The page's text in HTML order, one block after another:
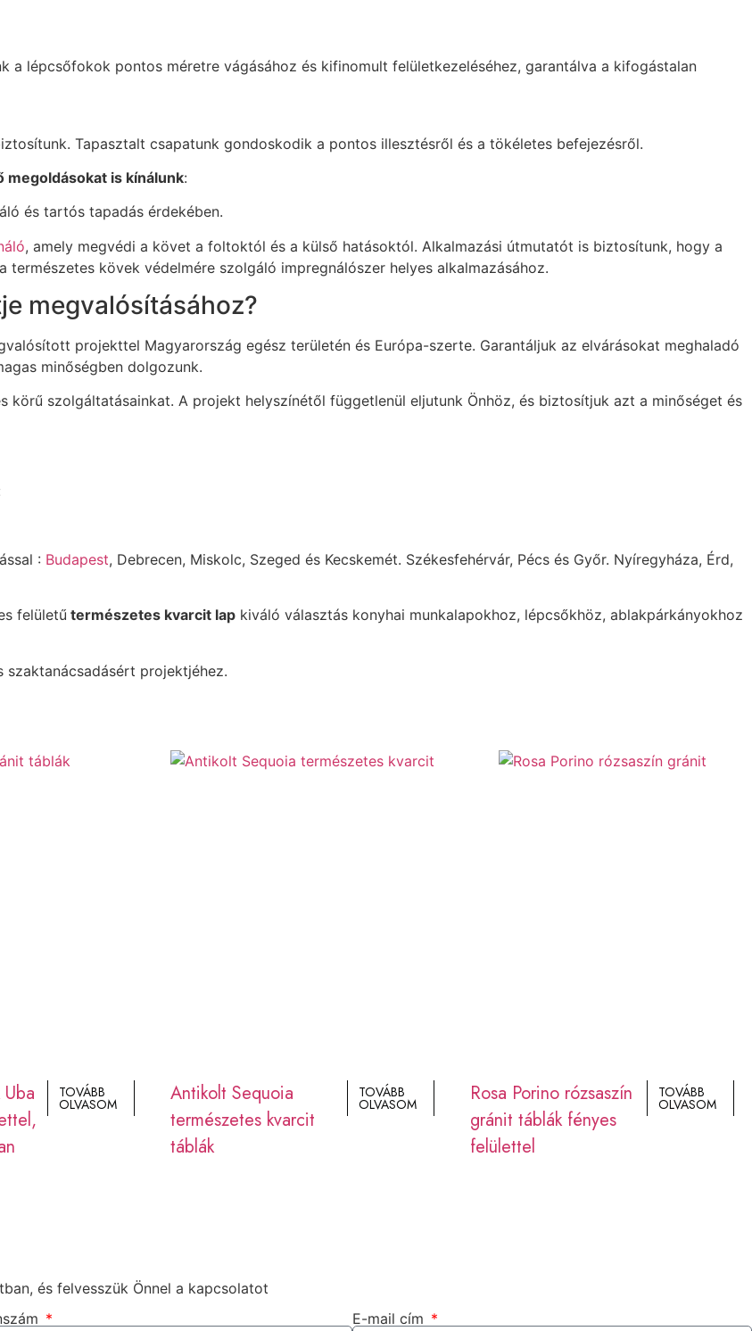
a lépcsőfokok pontos méretre vágásához és kifinomult felületkezeléséhez, garantálva a kifogástalan
Tapasztalt csapatunk gondoskodik a pontos illesztésről és a tökéletes befejezésről.
is kínálunk:
és tartós tapadás érdekében.
, amely megvédi a követ a foltoktól és a külső hatásoktól. Alkalmazási útmutatót is biztosítunk, hogy a
a természetes kövek védelmére szolgáló impregnálószer helyes alkalmazásához.
megvalósításához?
projekttel Magyarország egész területén és Európa-szerte. Garantáljuk az elvárásokat meghaladó
minőségben dolgozunk.
körű szolgáltatásainkat. A projekt helyszínétől függetlenül eljutunk Önhöz, és biztosítjuk azt a minőséget és
: Budapest, Debrecen, Miskolc, Szeged és Kecskemét. Székesfehérvár, Pécs és Győr. Nyíregyháza, Érd,
felületű természetes kvarcit lap kiváló választás konyhai munkalapokhoz, lépcsőkhöz, ablakpárkányokhoz
projektjéhez.
TOVÁBB
OLVASOM
Antikolt Sequoia
természetes kvarcit
táblák
TOVÁBB
OLVASOM
Rosa Porino rózsaszín
gránit táblák fényes
felülettel
TOVÁBB
OLVASOM
és felvesszük Önnel a kapcsolatot
E-mail cím